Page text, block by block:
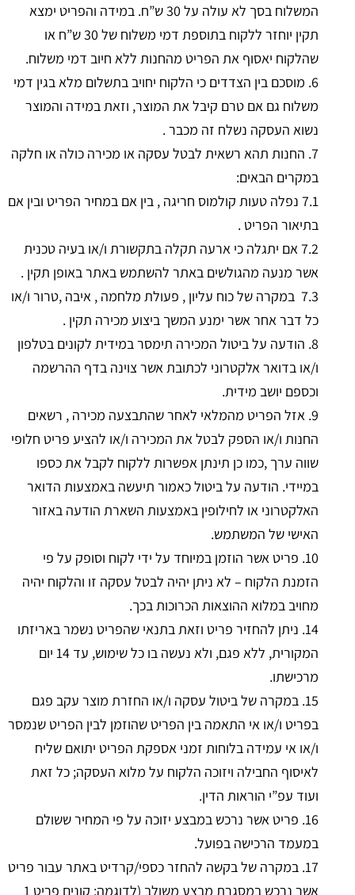
המשלוח בסך לא עולה על 30 ש”ח. במידה והפריט ימצא
תקין יוחזר ללקוח בתוספת דמי משלוח של 30 ש”ח או
שהלקוח יאסוף את הפריט מהחנות ללא חיוב דמי משלוח.
6. מוסכם בין הצדדים כי הלקוח יחויב בתשלום מלא בגין דמי
משלוח גם אם טרם קיבל את המוצר, וזאת במידה והמוצר
נשוא העסקה נשלח זה מכבר .
7. החנות תהא רשאית לבטל עסקה או מכירה כולה או חלקה
במקרים הבאים:
7.1 נפלה טעות קולמוס חריגה , בין אם במחיר הפריט ובין אם
בתיאור הפריט .
7.2 אם יתגלה כי ארעה תקלה בתקשורת ו/או בעיה טכנית
אשר מנעה מהגולשים באתר להשתמש באתר באופן תקין .
7.3 במקרה של כוח עליון , פעולת מלחמה , איבה ,טרור ו/או
כל דבר אחר אשר ימנע המשך ביצוע מכירה תקין .
8. הודעה על ביטול המכירה תימסר במידית לקונים בטלפון
ו/או בדואר אלקטרוני לכתובת אשר צוינה בדף ההרשמה
וכספם יושב מידית.
9. אזל הפריט מהמלאי לאחר שהתבצעה מכירה , רשאים
החנות ו/או הספק לבטל את המכירה ו/או להציע פריט חלופי
שווה ערך ,כמו כן תינתן אפשרות ללקוח לקבל את כספו
במיידי. הודעה על ביטול כאמור תיעשה באמצעות הדואר
האלקטרוני או לחילופין באמצעות השארת הודעה באזור
האישי של המשתמש.
10. פריט אשר הוזמן במיוחד על ידי לקוח וסופק על פי
הזמנת הלקוח – לא ניתן יהיה לבטל עסקה זו והלקוח יהיה
מחויב במלוא ההוצאות הכרוכות בכך.
14. ניתן להחזיר פריט וזאת בתנאי שהפריט נשמר באריזתו
המקורית, ללא פגם, ולא נעשה בו כל שימוש, עד 14 יום
מרכישתו.
15. במקרה של ביטול עסקה ו/או החזרת מוצר עקב פגם
בפריט ו/או אי התאמה בין הפריט שהוזמן לבין הפריט שנמסר
ו/או אי עמידה בלוחות זמני אספקת הפריט יתואם שליח
לאיסוף החבילה ויזוכה הלקוח על מלוא העסקה; כל זאת
ועוד עפ”י הוראות הדין.
16. פריט אשר נרכש במבצע יזוכה על פי המחיר ששולם
במעמד הרכישה בפועל.
17. במקרה של בקשה להחזר כספי/קרדיט באתר עבור פריט
אשר נרכש במסגרת מבצע משולב (לדוגמה: קונים פריט 1